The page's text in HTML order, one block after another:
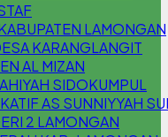
LAMONGAN
KARANGLANGIT
AL MIZAN
SIDOKUMPUL
AS SUNNIYYAH
2 LAMONGAN